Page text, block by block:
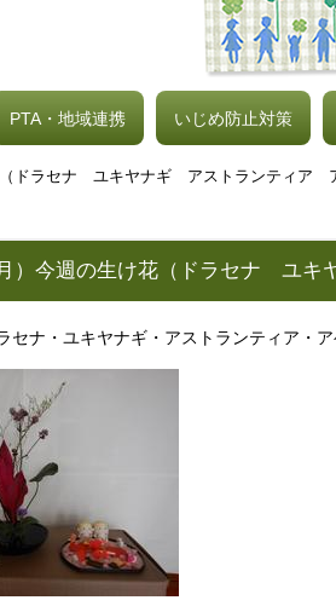
PTA・地域連携 いじめ防止対策
（ドラセナ ユキヤナギ アストランティア
）今週の生け花（ドラセナ ユ
ナ・ユキヤナギ・アストランティア・ア